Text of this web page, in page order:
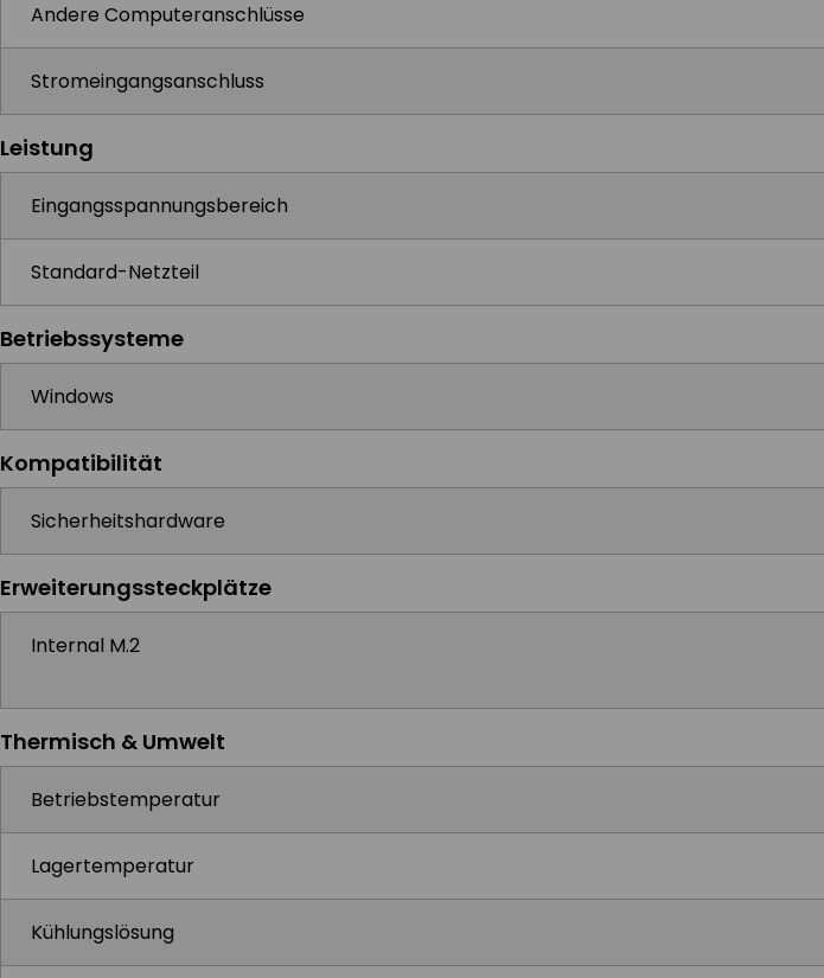
Andere Computeranschlüsse
Stromeingangsanschluss
Leistung
Eingangsspannungsbereich
Standard-Netzteil
Betriebssysteme
Windows
Kompatibilität
Sicherheitshardware
Erweiterungssteckplätze
Internal M.2
Thermisch & Umwelt
Betriebstemperatur
Lagertemperatur
Kühlungslösung